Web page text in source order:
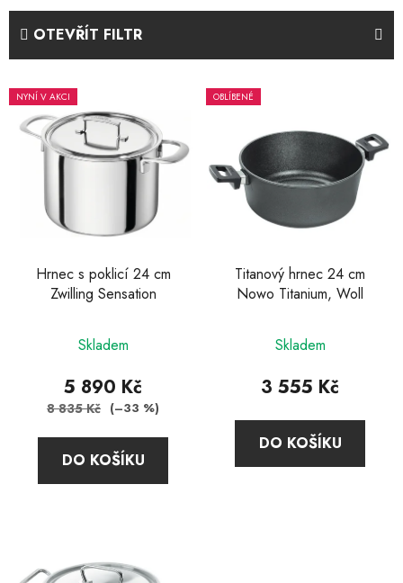
í
p
o
OTEVŘÍT FILTR
V
ý
p
NYNÍ V AKCI
Hrnec s poklicí 24 cm
Zwilling Sensation
hodnocení
produktu
je
z
Skladem
5 890 Kč
8 835 Kč (–33 %)
DO KOŠÍKU
OBLÍBENÉ
Titanový hrnec 24 cm
Nowo Titanium, Woll
hodnocení
produktu
4,0
z
Skladem
3 555 Kč
DO KOŠÍKU